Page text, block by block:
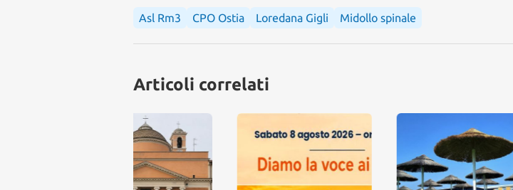
Asl Rm3 CPO Ostia Loredana Gigli Midollo spinale
Articoli correlati